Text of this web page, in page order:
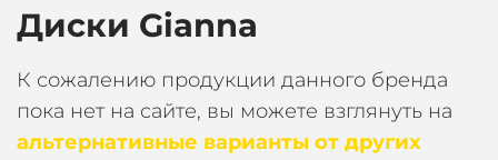
Диски Gianna
К сожалению продукции данного бренда
пока нет на сайте, вы можете взглянуть на
альтернативные варианты от других